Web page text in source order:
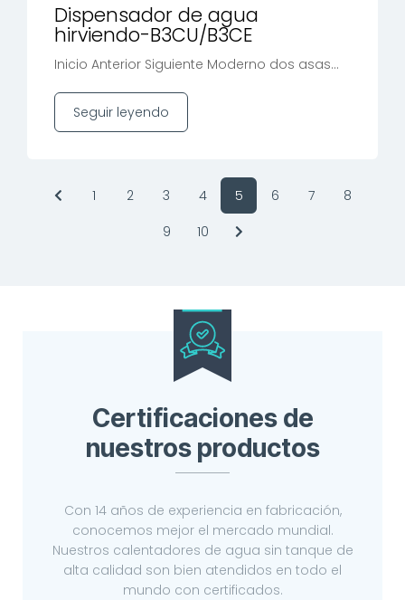
Dispensador de agua
hirviendo-B3CU/B3CE
Inicio Anterior Siguiente Moderno dos asas...
Seguir leyendo
1 2 3 4 5 6 7
8
9
10
Certificaciones de
nuestros productos
Con 14 años de experiencia en fabricación,
conocemos mejor el mercado mundial.
Nuestros calentadores de agua sin tanque de
alta calidad son bien atendidos en todo el
mundo con certificados.